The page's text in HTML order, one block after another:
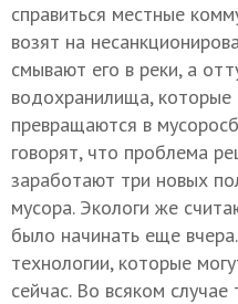
справиться местные
возят на
смывают его в реки, а
водохранилища, которые
превращаются в
говорят, что проблема
заработают три новых
мусора. Экологи же
было начинать еще
технологии, которые
сейчас. Во всяком